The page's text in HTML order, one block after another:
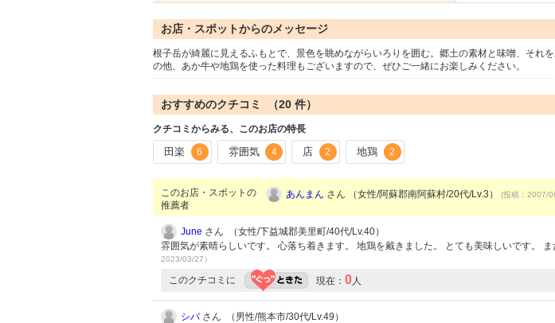
お店・スポットからのメッセージ
根子岳が綺麗に見えるふもとで、景色を眺めながらいろりを囲む。郷土の素材と味噌、それ
の他、あか牛や地鶏を使った料理もございますので、ぜひご一緒にお楽しみください。
おすすめのクチコミ （20 件）
クチコミからみる、このお店の特長
田楽 6 雰囲気 4 店 2 地鶏 2
このお店・スポットの
推薦者
あんまん さん （女性/阿蘇郡南阿蘇村/20代/Lv.3） (投稿：2007/
June さん （女性/下益城郡美里町/40代/Lv.40）
雰囲気が素晴らしいです。 心落ち着きます。 地鶏を戴きました。 とても美味しいです。 ま
2023/03/27）
このクチコミに 現在： 0 人
シバさん （男性/熊本市/30代/Lv.49）